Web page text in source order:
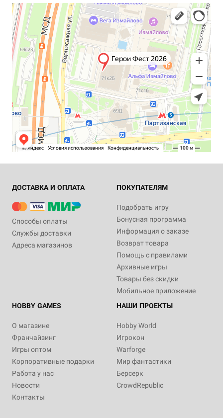
ДОСТАВКА И ОПЛАТА
Способы оплаты
Службы доставки
Адреса магазинов
ПОКУПАТЕЛЯМ
Подобрать игру
Бонусная программа
Информация о заказе
Возврат товара
Помощь с правилами
Архивные игры
Товары без скидки
Мобильное приложение
HOBBY GAMES
О магазине
Франчайзинг
Игры оптом
Корпоративные подарки
Работа у нас
Новости
Контакты
НАШИ ПРОЕКТЫ
Hobby World
Игрокон
Warforge
Мир фантастики
Берсерк
CrowdRepublic